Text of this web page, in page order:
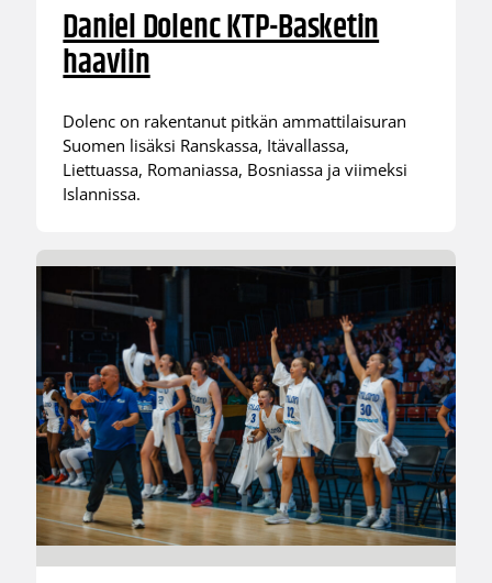
Daniel Dolenc KTP-Basketin
haaviin
Dolenc on rakentanut pitkän ammattilaisuran
Suomen lisäksi Ranskassa, Itävallassa,
Liettuassa, Romaniassa, Bosniassa ja viimeksi
Islannissa.